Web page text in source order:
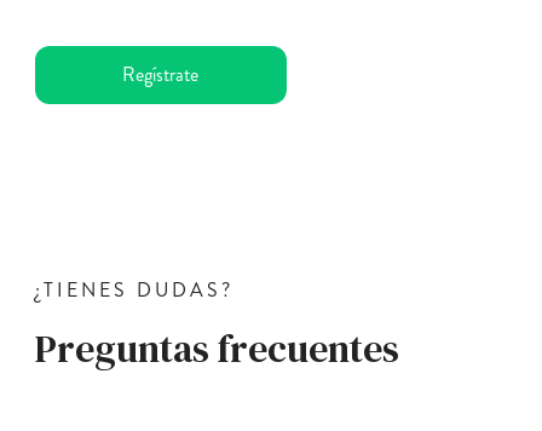
Regístrate
¿TIENES DUDAS?
Preguntas frecuentes